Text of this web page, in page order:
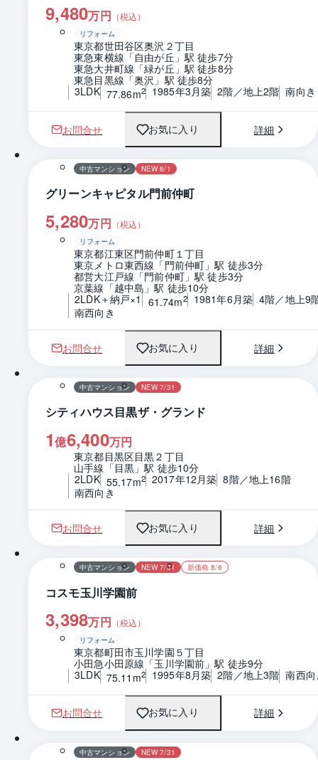
9,480万円 （税込）
リフォーム
東京都世田谷区奥沢２丁目
東急東横線「自由が丘」駅 徒歩7分
東急大井町線「緑が丘」駅 徒歩8分
東急目黒線「奥沢」駅 徒歩8分
3LDK 77.86m2 1985年3月築 2階／地上2階 南向き
お問合せ お気に入り 詳細
1 / 0 間取り
中古マンション NEW 8/1
グリーンキャピタル門前仲町
5,280万円 （税込）
リフォーム
東京都江東区門前仲町１丁目
東京メトロ東西線「門前仲町」駅 徒歩3分
都営大江戸線「門前仲町」駅 徒歩3分
京葉線「越中島」駅 徒歩10分
2LDK＋納戸×1
61.74m2 1981年6月築 4階／地上9
南西向き
お問合せ お気に入り 詳細
1 / 0 間取り
中古マンション NEW 7/31
シティハウス目黒ザ・グランド
1億6,400万円
東京都目黒区目黒２丁目
山手線「目黒」駅 徒歩10分
2LDK 55.17m2 2017年12月築 8階／地上16階
南西向き
お問合せ お気に入り 詳細
1 / 0 間取り
中古マンション NEW 7/31 新価格 8/6
コスモ玉川学園前
3,398万円 （税込）
リフォーム
東京都町田市玉川学園５丁目
小田急小田原線「玉川学園前」駅 徒歩9分
3LDK 75.11m2 1995年8月築 2階／地上3階 南西
お問合せ お気に入り 詳細
1 / 0 間取り
中古マンション NEW 7/31